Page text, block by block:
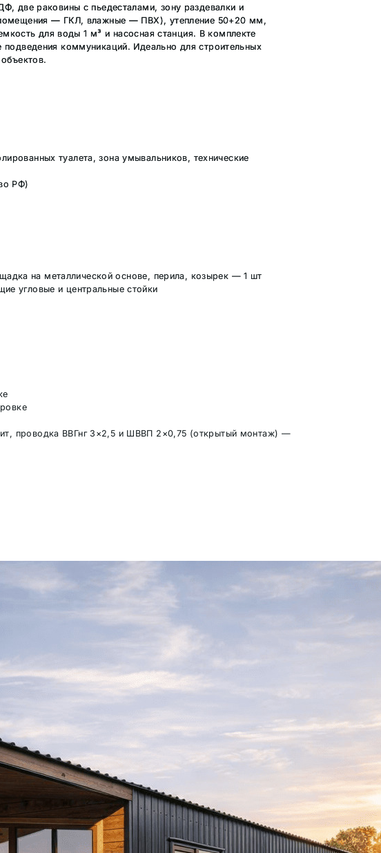
две раковины с пьедесталами, зону раздевалки и
помещения — ГКЛ, влажные — ПВХ), утепление 50+20 мм,
для воды 1 м³ и насосная станция. В комплекте
коммуникаций. Идеально для строительных
туалета, зона умывальников, технические
РФ)
на металлической основе, перила, козырек — 1 шт
угловые и центральные стойки
проводка ВВГнг 3×2,5 и ШВВП 2×0,75 (открытый монтаж) —